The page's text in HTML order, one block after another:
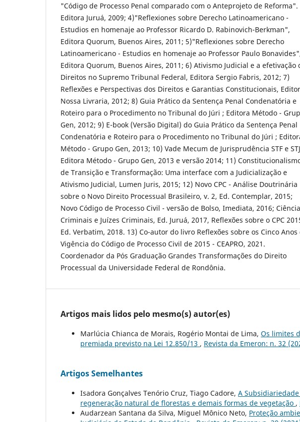
"Código de Processo Penal comparado com o Anteprojeto de Reforma".
Editora Juruá, 2009; 4)"Reflexiones sobre Derecho Latinoamericano -
Estudios en homenaje ao Professor Ricardo D. Rabinovich-Berkman",
Editora Quorum, Buenos Aires, 2011; 5)"Reflexiones sobre Derecho
Latinoamericano - Estudios en homenaje ao Professor Paulo
Editora Quorum, Buenos Aires, 2011; 6) Ativismo Judicial e a efetivação
Direitos no Supremo Tribunal Federal, Editora Sergio Fabris, 2012; 7)
Reflexões e Perspectivas dos Direitos e Garantias Constitucionais,
Nossa Livraria, 2012; 8) Guia Prático da Sentença Penal Condenatória e
Roteiro para o Procedimento no Tribunal do Júri ; Editora Método -
Gen, 2012; 9) E-book (Versão Digital) do Guia Prático da Sentença Penal
Condenatória e Roteiro para o Procedimento no Tribunal do Júri ;
Método - Grupo Gen, 2013; 10) Vade Mecum de Jurisprudência STF e
Editora Método - Grupo Gen, 2013 e versão 2014; 11)
de Transição e Transformação: Uma interface com a Judicialização e
Ativismo Judicial, Lumen Juris, 2015; 12) Novo CPC - Análise Doutrinária
sobre o Novo Direito Processual Brasileiro, v. 2, Ed. Contemplar, 2015;
Novo Código de Processo Civil - versão de Bolso, Imediata, 2016;
Criminais e Juízes Criminais, Ed. Juruá, 2017, Reflexões sobre o CPC
Ed. Verbatim, 2018. 13) Co-autor do livro Reflexões sobre os Cinco Anos
Vigência do Código de Processo Civil de 2015 - CEAPRO, 2021.
Coordenador da Pós Graduação Grandes Transformações do Direito
Processual da Universidade Federal de Rondônia.
Artigos mais lidos pelo mesmo(s) autor(es)
Marlúcia Chianca de Morais, Rogério Montai de Lima, Os limites
premiada previsto na Lei 12.850/13 , Revista da Emeron: n. 32
Artigos Semelhantes
Isadora Gonçalves Tenório Cruz, Tiago Cadore, A
regeneração natural de florestas e demais formas de vegetação ,
Audarzean Santana da Silva, Miguel Mônico Neto, Proteção